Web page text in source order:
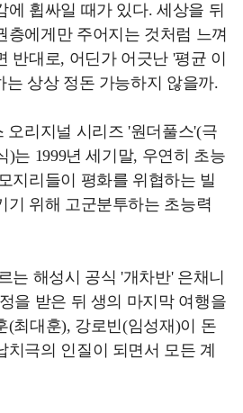
에 휩싸일 때가 있다. 세상을 뒤
층에게만 주어지는 것처럼 느껴
반대로, 어딘가 어긋난 '평균 이
는 상상 정돈 가능하지 않을까.
오리지널 시리즈 '원더풀스'(극
)는 1999년 세기말, 우연히 초능
지리들이 평화를 위협하는 빌
기 위해 고군분투하는 초능력
는 해성시 공식 '개차반' 은채니
을 받은 뒤 생의 마지막 여행을
(최대훈), 강로빈(임성재)이 돈
극의 인질이 되면서 모든 계